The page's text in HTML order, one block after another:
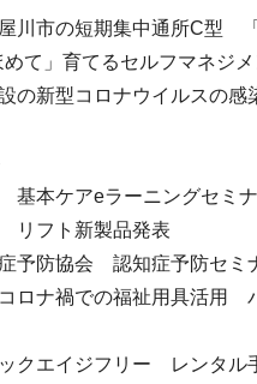
川市の短期集中通所C型
めて」育てるセルフマネジメ
の新型コロナウイルスの感
基本ケアeラーニングセミ
リフト新製品発表
予防協会 認知症予防セミ
ロナ禍での福祉用具活用
クエイジフリー レンタル